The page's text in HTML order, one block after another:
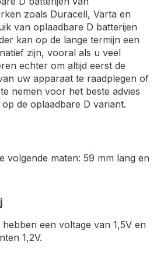
zoals Duracell, Varta en
van oplaadbare D batterijen
kan op de lange termijn een
zijn, vooral als u veel
echter om altijd eerst de
uw apparaat te raadplegen of
nemen voor het beste advies
de oplaadbare D variant.
volgende maten: 59 mm lang en
een voltage van 1,5V en
1,2V.